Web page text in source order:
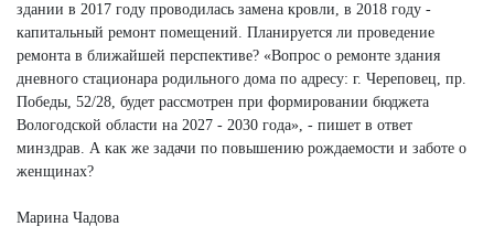
здании в 2017 году проводилась замена кровли, в 2018 году -
капитальный ремонт помещений. Планируется ли проведение
ремонта в ближайшей перспективе? «Вопрос о ремонте здания
дневного стационара родильного дома по адресу: г. Череповец, пр.
Победы, 52/28, будет рассмотрен при формировании бюджета
Вологодской области на 2027 - 2030 года», - пишет в ответ
минздрав. А как же задачи по повышению рождаемости и заботе о
женщинах?
Марина Чадова